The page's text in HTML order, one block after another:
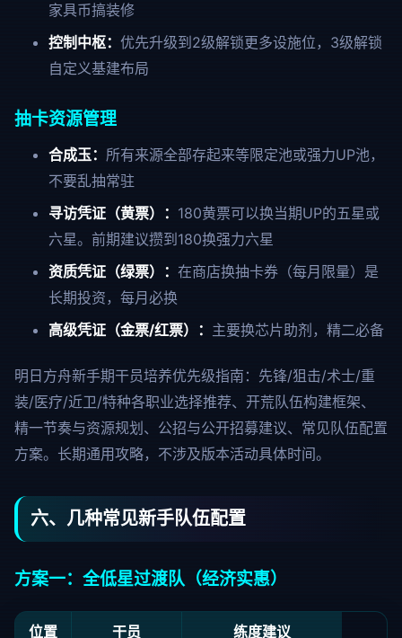
家具币搞装修
控制中枢： 优先升级到2级解锁更多设施位，3级解锁
自定义基建布局
抽卡资源管理
合成玉： 所有来源全部存起来等限定池或强力UP池，
不要乱抽常驻
寻访凭证（黄票）： 180黄票可以换当期UP的五星或
六星。前期建议攒到180换强力六星
资质凭证（绿票）： 在商店换抽卡券（每月限量）是
长期投资，每月必换
高级凭证（金票/红票）： 主要换芯片助剂，精二必备
明日方舟新手期干员培养优先级指南：先锋/狙击/术士/重
装/医疗/近卫/特种各职业选择推荐、开荒队伍构建框架、
精一节奏与资源规划、公招与公开招募建议、常见队伍配置
方案。长期通用攻略，不涉及版本活动具体时间。
六、几种常见新手队伍配置
方案一：全低星过渡队（经济实惠）
位置 干员 练度建议